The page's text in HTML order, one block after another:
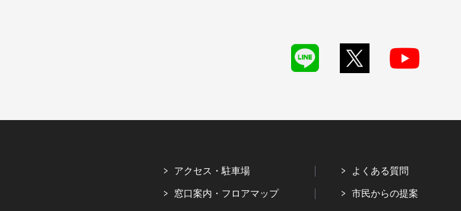
アクセス・駐車場
窓口案内・フロアマップ
よくある質問
市民からの提案